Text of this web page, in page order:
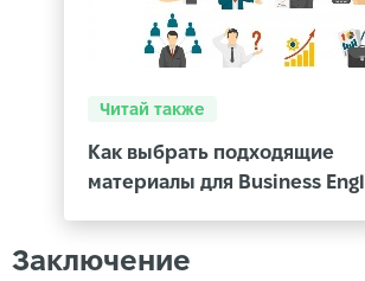
Читай также
Как выбрать подходящие
материалы для Business
Заключение